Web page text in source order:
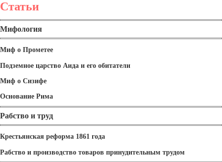
Статьи
Мифология
Миф о Прометее
Подземное царство Аида и его обитатели
Миф о Сизифе
Основание Рима
Рабство и труд
Крестьянская реформа 1861 года
Рабство и производство товаров принудительным трудом